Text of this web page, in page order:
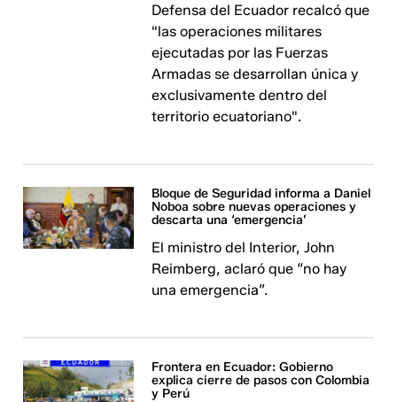
Defensa del Ecuador recalcó que
"las operaciones militares
ejecutadas por las Fuerzas
Armadas se desarrollan única y
exclusivamente dentro del
territorio ecuatoriano".
Bloque de Seguridad informa a Daniel
Noboa sobre nuevas operaciones y
descarta una ‘emergencia’
El ministro del Interior, John
Reimberg, aclaró que “no hay
una emergencia”.
Frontera en Ecuador: Gobierno
explica cierre de pasos con Colombia
y Perú